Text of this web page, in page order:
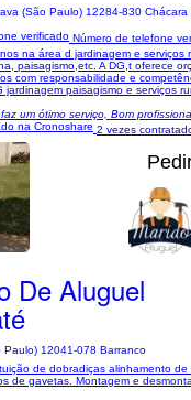
(São Paulo) 12284-830 Chácara
Número de telefone
na área d jardinagem e serviços
paisagismo,etc. A DG,t oferece
com responsabilidade e
jardinagem paisagismo e serviços
faz um ótimo serviço, Bom
2 vezes
De Aluguel
Paulo) 12041-078 Barranco
de dobradiças alinhamento
de gavetas. Montagem e